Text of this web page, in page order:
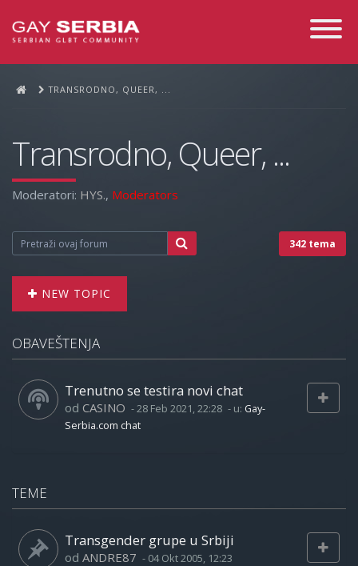
Toggle
TRANSRODNO, QUEER, ...
Transrodno, Queer, ...
Moderatori: HYS., Moderators
342 tema
NEW TOPIC
OBAVEŠTENJA
Trenutno se testira novi chat
od CASINO -28 Feb 2021, 22:28 - u: Gay-
Serbia.com chat
TEME
Transgender grupe u Srbiji
od ANDRE87 - 04 Okt 2005, 12:23